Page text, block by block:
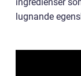
lugnande